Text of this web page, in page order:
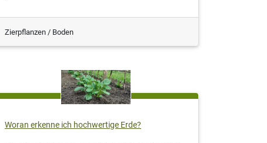
Zierpflanzen / Boden
Woran erkenne ich hochwertige Erde?